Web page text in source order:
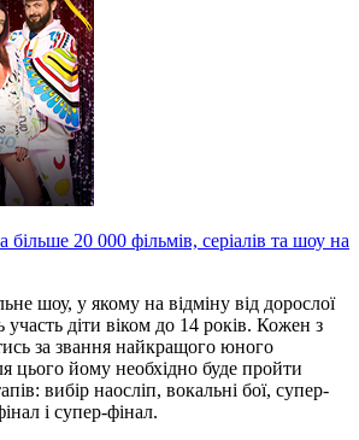
20 000 фільмів, серіалів та шоу на
шоу, у якому на відміну від дорослої
участь діти віком до 14 років. Кожен з
за звання найкращого юного
цього йому необхідно буде пройти
вибір наосліп, вокальні бої, супер-
і супер-фінал.